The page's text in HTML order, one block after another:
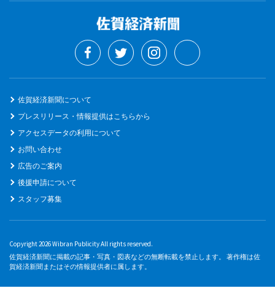
佐賀経済新聞について
プレスリリース・情報提供はこちらから
アクセスデータの利用について
お問い合わせ
広告のご案内
後援申請について
スタッフ募集
Copyright 2026 Wibran Publicity All rights reserved.
佐賀経済新聞に掲載の記事・写真・図表などの無断転載を禁止します。 著作権は佐
賀経済新聞またはその情報提供者に属します。